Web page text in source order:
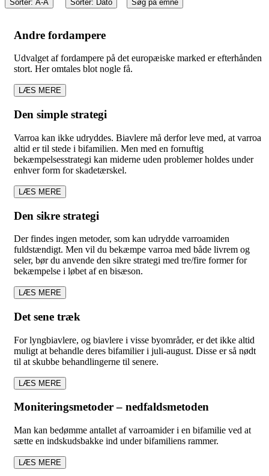
Sorter: A-Å Sorter: Dato Søg på emne
Andre fordampere
Udvalget af fordampere på det europæiske marked er efterhånden
stort. Her omtales blot nogle få.
LÆS MERE
Den simple strategi
Varroa kan ikke udryddes. Biavlere må derfor leve med, at varroa
altid er til stede i bifamilien. Men med en fornuftig
bekæmpelsesstrategi kan miderne uden problemer holdes under
enhver form for skadetærskel.
LÆS MERE
Den sikre strategi
Der findes ingen metoder, som kan udrydde varroamiden
fuldstændigt. Men vil du bekæmpe varroa med både livrem og
seler, bør du anvende den sikre strategi med tre/fire former for
bekæmpelse i løbet af en bisæson.
LÆS MERE
Det sene træk
For lyngbiavlere, og biavlere i visse byområder, er det ikke altid
muligt at behandle deres bifamilier i juli-august. Disse er så nødt
til at skubbe behandlingerne til senere.
LÆS MERE
Moniteringsmetoder – nedfaldsmetoden
Man kan bedømme antallet af varroamider i en bifamilie ved at
sætte en indskudsbakke ind under bifamiliens rammer.
LÆS MERE